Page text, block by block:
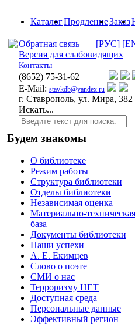
КаталогПродлениеЗаказ
Обратная связь [РУС]
Версия для слабовидящих
Контакты
(8652) 75-31-62
E-Mail: stavkdb@yandex.ru
г. Ставрополь, ул. Мира, 382
Искать...
Будем знакомы
О библиотеке
Режим работы
Структура библиотеки
Отделы библиотеки
Независимая оценка
Материально-техническая
база
Документы библиотеки
Наши успехи
А. Е. Екимцев
Слово о поэте
СМИ о нас
Терроризму НЕТ
Доступная среда
Персональные данные
Эффективный регион